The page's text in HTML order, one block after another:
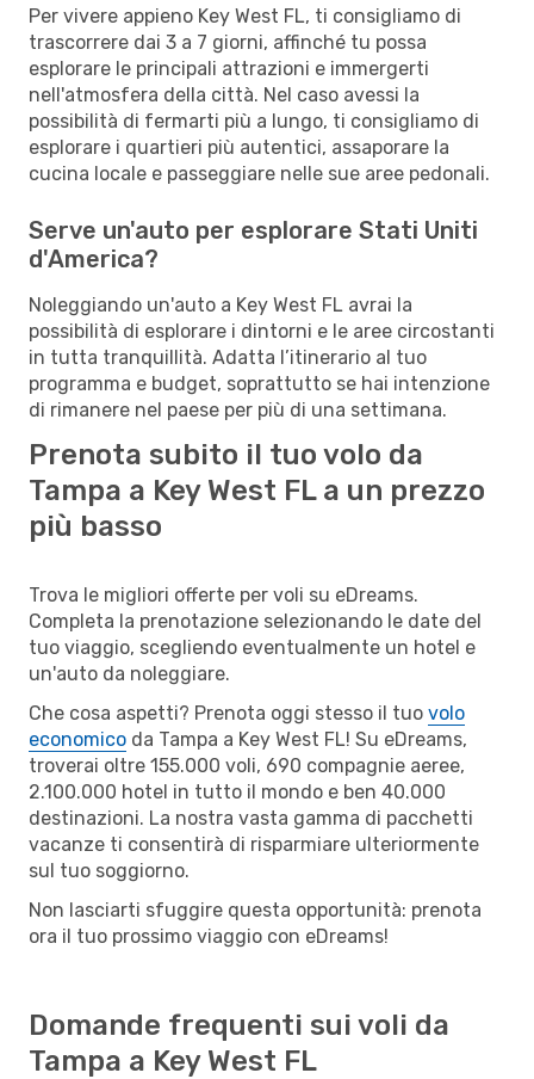
Per vivere appieno Key West FL, ti consigliamo di
trascorrere dai 3 a 7 giorni, affinché tu possa
esplorare le principali attrazioni e immergerti
nell'atmosfera della città. Nel caso avessi la
possibilità di fermarti più a lungo, ti consigliamo di
esplorare i quartieri più autentici, assaporare la
cucina locale e passeggiare nelle sue aree pedonali.
Serve un'auto per esplorare Stati Uniti
d'America?
Noleggiando un'auto a Key West FL avrai la
possibilità di esplorare i dintorni e le aree circostanti
in tutta tranquillità. Adatta l’itinerario al tuo
programma e budget, soprattutto se hai intenzione
di rimanere nel paese per più di una settimana.
Prenota subito il tuo volo da
Tampa a Key West FL a un prezzo
più basso
Trova le migliori offerte per voli su eDreams.
Completa la prenotazione selezionando le date del
tuo viaggio, scegliendo eventualmente un hotel e
un'auto da noleggiare.
Che cosa aspetti? Prenota oggi stesso il tuo volo
economico da Tampa a Key West FL! Su eDreams,
troverai oltre 155.000 voli, 690 compagnie aeree,
2.100.000 hotel in tutto il mondo e ben 40.000
destinazioni. La nostra vasta gamma di pacchetti
vacanze ti consentirà di risparmiare ulteriormente
sul tuo soggiorno.
Non lasciarti sfuggire questa opportunità: prenota
ora il tuo prossimo viaggio con eDreams!
Domande frequenti sui voli da
Tampa a Key West FL